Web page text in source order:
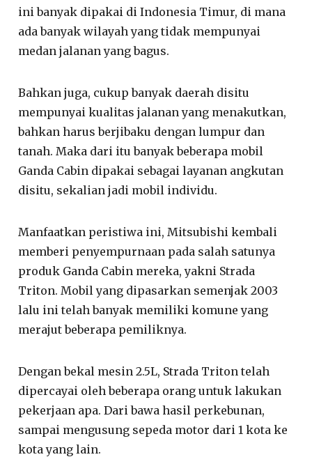
ini banyak dipakai di Indonesia Timur, di mana
ada banyak wilayah yang tidak mempunyai
medan jalanan yang bagus.
Bahkan juga, cukup banyak daerah disitu
mempunyai kualitas jalanan yang menakutkan,
bahkan harus berjibaku dengan lumpur dan
tanah. Maka dari itu banyak beberapa mobil
Ganda Cabin dipakai sebagai layanan angkutan
disitu, sekalian jadi mobil individu.
Manfaatkan peristiwa ini, Mitsubishi kembali
memberi penyempurnaan pada salah satunya
produk Ganda Cabin mereka, yakni Strada
Triton. Mobil yang dipasarkan semenjak 2003
lalu ini telah banyak memiliki komune yang
merajut beberapa pemiliknya.
Dengan bekal mesin 2.5L, Strada Triton telah
dipercayai oleh beberapa orang untuk lakukan
pekerjaan apa. Dari bawa hasil perkebunan,
sampai mengusung sepeda motor dari 1 kota ke
kota yang lain.